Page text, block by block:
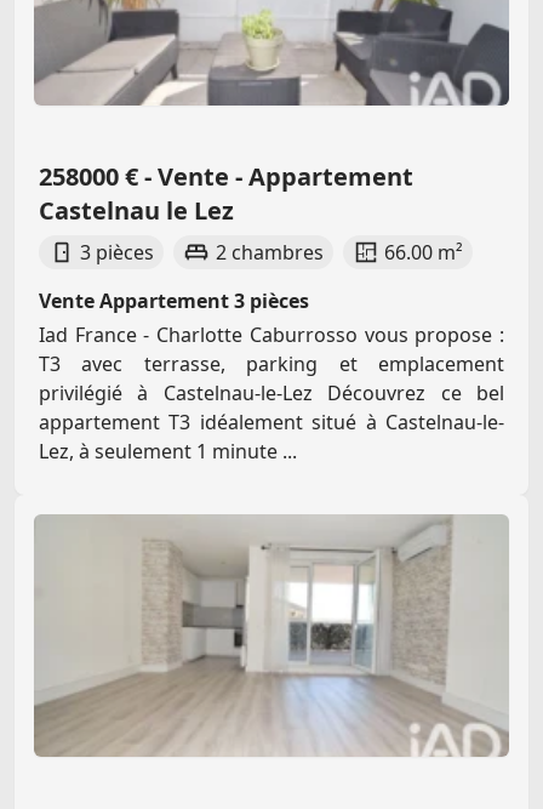
258000 € - Vente - Appartement
Castelnau le Lez
3 pièces 2 chambres
66.00 m²
Vente Appartement 3 pièces
Iad France - Charlotte Caburrosso vous propose :
T3 avec terrasse, parking et emplacement
privilégié à Castelnau-le-Lez Découvrez ce bel
appartement T3 idéalement situé à Castelnau-le-
Lez, à seulement 1 minute ...